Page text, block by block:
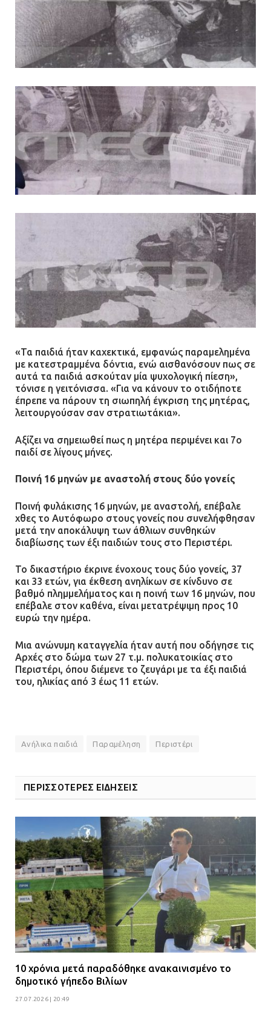
ενισχύουν την Πολιτική Προστασία
08.07.2026 | 09:40
Ομάδα ατόμων επιτέθηκε με
ανήλικους
08.07.2026 | 09:38
Άνω Λιόσια: Έριξαν τα ναρκωτικά
σε σκουπιδοφάγο για να μη τα βρει
η αστυνομία – Λογάριασαν χωρίς
τον ειδικό σκύλο
Βούλα: Κραυγή αγωνίας από
κατοίκους για την οδό Άρεως –
«Τρέχουν με 90 χλμ. μέσα στη
γειτονιά»
07.07.2026 | 09:48
«Τα παιδιά ήταν καχεκτικά, εμφανώς παραμελημένα
με κατεστραμμένα δόντια, ενώ αισθανόσουν πως σε
αυτά τα παιδιά ασκούταν μία ψυχολογική πίεση»,
τόνισε η γειτόνισσα. «Για να κάνουν το οτιδήποτε
έπρεπε να πάρουν τη σιωπηλή έγκριση της μητέρας,
λειτουργούσαν σαν στρατιωτάκια».
Αξίζει να σημειωθεί πως η μητέρα περιμένει και 7ο
παιδί σε λίγους μήνες.
Ποινή 16 μηνών με αναστολή στους δύο γονείς
Ποινή φυλάκισης 16 μηνών, με αναστολή, επέβαλε
χθες το Αυτόφωρο στους γονείς που συνελήφθησαν
μετά την αποκάλυψη των άθλιων συνθηκών
διαβίωσης των έξι παιδιών τους στο Περιστέρι.
Το δικαστήριο έκρινε ένοχους τους δύο γονείς, 37
και 33 ετών, για έκθεση ανηλίκων σε κίνδυνο σε
βαθμό πλημμελήματος και η ποινή των 16 μηνών, που
επέβαλε στον καθένα, είναι μετατρέψιμη προς 10
ευρώ την ημέρα.
Μια ανώνυμη καταγγελία ήταν αυτή που οδήγησε τις
Αρχές στο δώμα των 27 τ.μ. πολυκατοικίας στο
Περιστέρι, όπου διέμενε το ζευγάρι με τα έξι παιδιά
του, ηλικίας από 3 έως 11 ετών.
Ανήλικα παιδιά Παραμέληση Περιστέρι
ΠΕΡΙΣΣΟΤΕΡΕΣ ΕΙΔΗΣΕΙΣ
10 χρόνια μετά παραδόθηκε ανακαινισμένο το
δημοτικό γήπεδο Βιλίων
27.07.2026 | 20:49